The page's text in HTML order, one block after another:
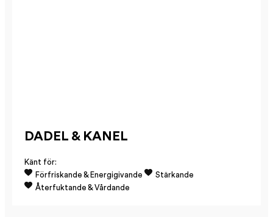
DADEL & KANEL
Känt för:
Förfriskande & Energigivande
Stärkande
Återfuktande & Vårdande